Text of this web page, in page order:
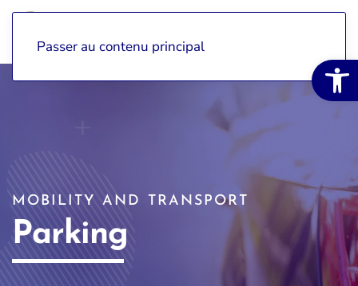
Passer au contenu principal
MOBILITY AND TRANSPORT
Parking